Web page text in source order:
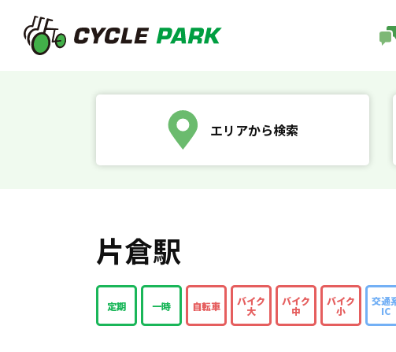
エリアから検索
片倉駅
定期 一時 自転車 バイク
大
バイク
中
バイク
小
交通
IC